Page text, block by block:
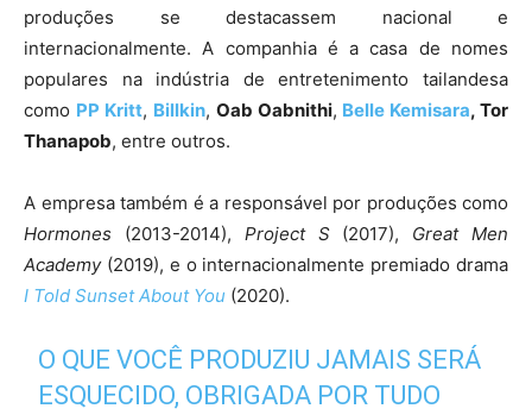
produções se destacassem nacional e
internacionalmente. A companhia é a casa de nomes
populares na indústria de entretenimento tailandesa
como PP Kritt, Billkin, Oab Oabnithi, Belle Kemisara, Tor
Thanapob, entre outros.
A empresa também é a responsável por produções como
Hormones (2013-2014), Project S(2017), Great Men
Academy (2019), e o internacionalmente premiado drama
I Told Sunset About You (2020).
O QUE VOCÊ PRODUZIU JAMAIS SERÁ
ESQUECIDO, OBRIGADA POR TUDO